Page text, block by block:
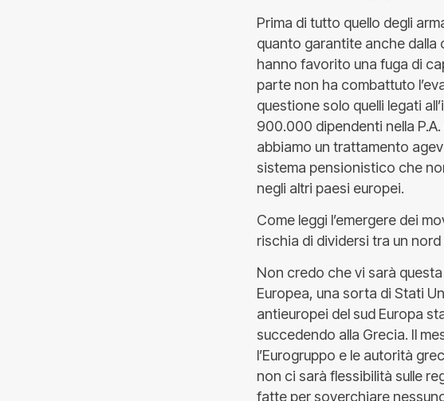
Prima di tutto quello degli
quanto garantite anche dalla
hanno favorito una fuga di
parte non ha combattuto
questione solo quelli legati
900.000 dipendenti nella
abbiamo un trattamento
sistema pensionistico che
negli altri paesi europei.
Come leggi l’emergere dei
rischia di dividersi tra un nord
Non credo che vi sarà
Europea, una sorta di Stati
antieuropei del sud Europa
succedendo alla Grecia. Il
l’Eurogruppo e le autorità
non ci sarà flessibilità sulle
fatte per soverchiare